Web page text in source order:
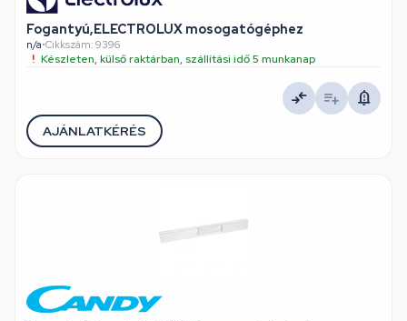
Fogantyú,ELECTROLUX mosogatógéphez
n/a•Cikkszám: 9396
Készleten, külső raktárban, szállítási idő 5 munkanap
AJÁNLATKÉRÉS